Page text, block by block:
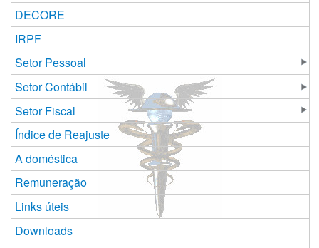
DECORE
IRPF
Setor Pessoal
Setor Contábil
Setor Fiscal
Índice de Reajuste
A doméstica
Remuneração
Links úteis
Downloads